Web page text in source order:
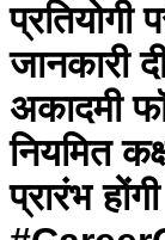
प्रतियोगी
जानकारी
अकादमी
नियमित
प्रारंभ